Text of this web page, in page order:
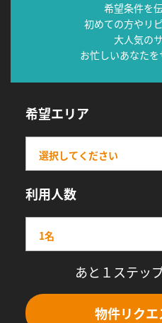
希望条件を
初めての方やリ
大人気の
お忙しいあなたを
希望エリア
利用人数
あと１ステッ
物件リク